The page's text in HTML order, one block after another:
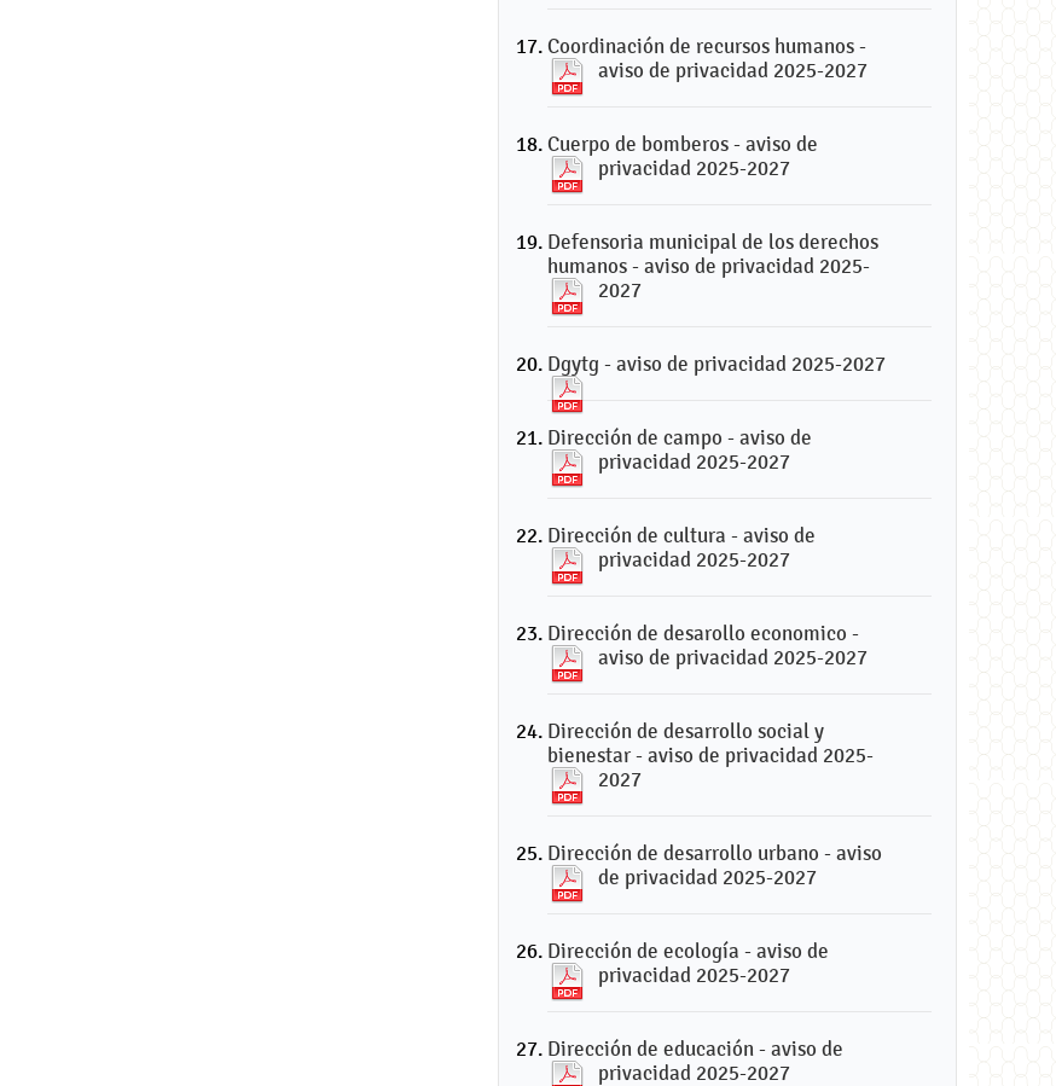
Coordinación de recursos humanos -
aviso de privacidad 2025-2027
Cuerpo de bomberos - aviso de
privacidad 2025-2027
Defensoria municipal de los derechos
humanos - aviso de privacidad 2025-
2027
Dgytg - aviso de privacidad 2025-2027
Dirección de campo - aviso de
privacidad 2025-2027
Dirección de cultura - aviso de
privacidad 2025-2027
Dirección de desarollo economico -
aviso de privacidad 2025-2027
Dirección de desarrollo social y
bienestar - aviso de privacidad 2025-
2027
Dirección de desarrollo urbano - aviso
de privacidad 2025-2027
Dirección de ecología - aviso de
privacidad 2025-2027
Dirección de educación - aviso de
privacidad 2025-2027